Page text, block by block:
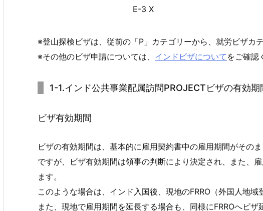
E-3 X
※登山探検ビザは、従前の「P」カテゴリーから、就労ビザカ
※その他のビザ申請については、 インドビザについて をご確認
1-1.インド公共事業配属訪問PROJECTビザの有効
ビザ有効期間
ビザの有効期間は、基本的に雇用契約書中の雇用期間がその
ですが、ビザ有効期間は領事の判断により決定され、また、
ます。
このような場合は、インド入国後、現地のFRRO（外国人地域
また、現地で雇用期間を延長する場合も、同様にFRROへビザ